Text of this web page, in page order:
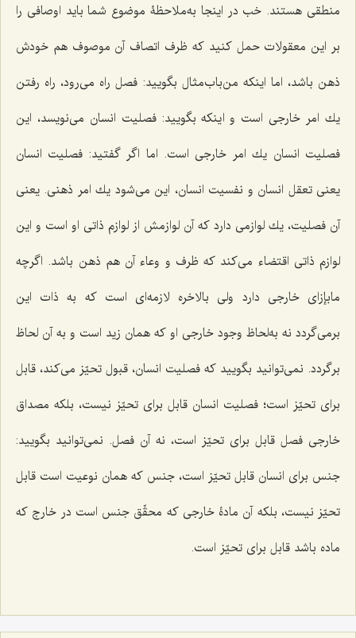
منطقى هستند. خب در اینجا به‌ملاحظۀ موضوع شما باید اوصافى را
بر این معقولات حمل كنید که ظرف اتصاف آن موصوف هم خودش
ذهن باشد، اما اینکه من‌باب‌مثال بگویید: فصل راه مى‌رود، راه رفتن
یك امر خارجى است و اینکه بگویید: فصلیت انسان مى‌نویسد، این
فصلیت انسان یك امر خارجى است. اما اگر گفتید: فصلیت انسان
یعنى تعقل انسان و نفسیت انسان، این‌ مى‌شود یك امر ذهنى. یعنى
آن فصلیت، یك لوازمى دارد كه آن لوازمش از لوازم ذاتى او است و این
لوازم ذاتى اقتضاء مى‌كند كه ظرف و وعاء آن هم ذهن باشد. اگرچه
مابإزاى خارجى دارد ولى بالاخره لازمه‌ای است كه به ذات این
برمى‌گردد نه به‌لحاظ وجود خارجى او كه همان زید است و به آن لحاظ
برگردد. نمى‌توانید بگویید كه فصلیت انسان، قبول تحیّز می‌کند، قابل
براى تحیّز است؛ فصلیت انسان قابل براى تحیّز نیست، بلکه مصداق
خارجى فصل قابل براى تحیّز است، نه آن فصل. نمى‌توانید بگویید:
جنس براى انسان قابل تحیّز است، جنس كه همان نوعیت است قابل
تحیّز نیست، بلکه آن مادۀ خارجى كه محقِّق جنس است در خارج كه
ماده باشد قابل براى تحیّز است.